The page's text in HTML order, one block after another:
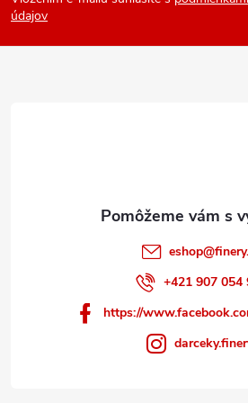
púdajov
eshop@
+421 907 054
https://